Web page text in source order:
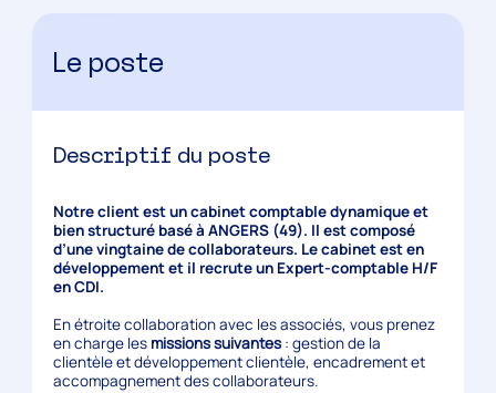
Le poste
Descriptif du poste
Notre client est un cabinet comptable dynamique et
bien structuré basé à ANGERS (49). Il est composé
d’une vingtaine de collaborateurs. Le cabinet est en
développement et il recrute un Expert-comptable H/F
en CDI.
En étroite collaboration avec les associés, vous prenez
en charge les missions suivantes : gestion de la
clientèle et développement clientèle, encadrement et
accompagnement des collaborateurs.